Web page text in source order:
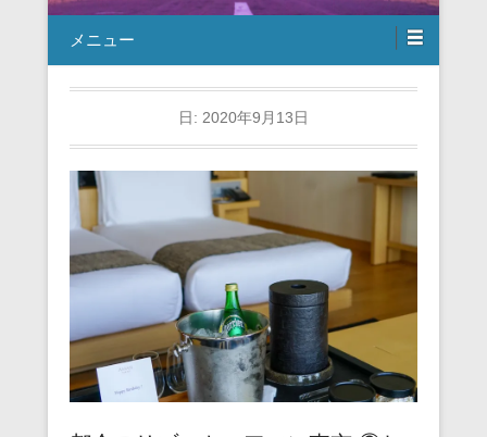
メニュー
日: 2020年9月13日